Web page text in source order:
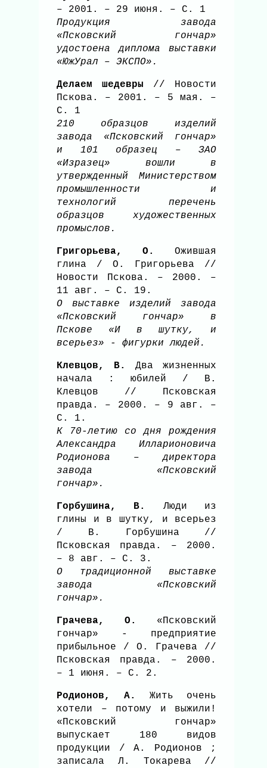
– 2001. – 29 июня. – С. 1
Продукция завода
«Псковский гончар»
удостоена диплома выставки
«ЮжУрал – ЭКСПО».
Делаем шедевры // Новости
Пскова. – 2001. – 5 мая. –
С. 1
210 образцов изделий
завода «Псковский гончар»
и 101 образец – ЗАО
«Изразец» вошли в
утвержденный Министерством
промышленности и
технологий перечень
образцов художественных
промыслов.
Григорьева, О.
Ожившая
глина / О. Григорьева //
Новости Пскова. – 2000. –
11 авг. – С. 19.
О выставке изделий завода
«Псковский гончар» в
Пскове «И в шутку, и
всерьез» - фигурки людей.
Клевцов, В.
Два жизненных
начала : юбилей / В.
Клевцов // Псковская
правда. – 2000. – 9 авг. –
С. 1.
К 70-летию со дня рождения
Александра Илларионовича
Родионова – директора
завода «Псковский
гончар».
Горбушина, В.
Люди из
глины и в шутку, и всерьез
/ В. Горбушина //
Псковская правда. – 2000.
– 8 авг. – С. 3.
О традиционной выставке
завода «Псковский
гончар».
Грачева, О.
«Псковский
гончар» - предприятие
прибыльное / О. Грачева //
Псковская правда. – 2000.
– 1 июня. – С. 2.
Родионов, А.
Жить очень
хотели – потому и выжили!
«Псковский гончар»
выпускает 180 видов
продукции / А. Родионов ;
записала Л. Токарева //